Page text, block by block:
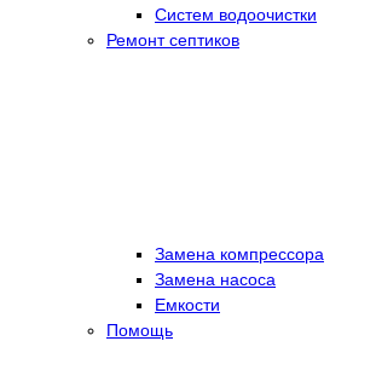
Систем водоочистки
Ремонт септиков
Замена компрессора
Замена насоса
Емкости
Помощь